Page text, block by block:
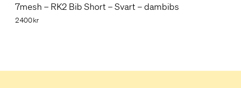
7mesh – RK2 Bib Short – Svart – dambibs
2400kr